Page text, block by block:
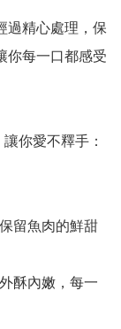
過精心處理，保
你每一口都感受
你愛不釋手：
留魚肉的鮮甜
酥內嫩，每一